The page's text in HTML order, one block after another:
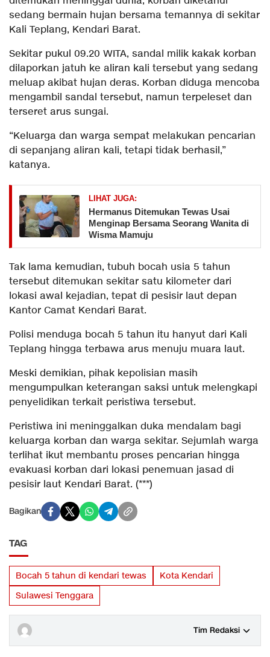
sedang bermain hujan bersama temannya di sekitar
Kali Teplang, Kendari Barat.
Sekitar pukul 09.20 WITA, sandal milik kakak korban
dilaporkan jatuh ke aliran kali tersebut yang sedang
meluap akibat hujan deras. Korban diduga mencoba
mengambil sandal tersebut, namun terpeleset dan
terseret arus sungai.
“Keluarga dan warga sempat melakukan pencarian
di sepanjang aliran kali, tetapi tidak berhasil,”
katanya.
LIHAT JUGA:
Hermanus Ditemukan Tewas Usai
Menginap Bersama Seorang Wanita di
Wisma Mamuju
Tak lama kemudian, tubuh bocah usia 5 tahun
tersebut ditemukan sekitar satu kilometer dari
lokasi awal kejadian, tepat di pesisir laut depan
Kantor Camat Kendari Barat.
Polisi menduga bocah 5 tahun itu hanyut dari Kali
Teplang hingga terbawa arus menuju muara laut.
Meski demikian, pihak kepolisian masih
mengumpulkan keterangan saksi untuk melengkapi
penyelidikan terkait peristiwa tersebut.
Peristiwa ini meninggalkan duka mendalam bagi
keluarga korban dan warga sekitar. Sejumlah warga
terlihat ikut membantu proses pencarian hingga
evakuasi korban dari lokasi penemuan jasad di
pesisir laut Kendari Barat. (***)
Bagikan
TAG
Bocah 5 tahun di kendari tewas
Kota Kendari
Sulawesi Tenggara
Tim Redaksi